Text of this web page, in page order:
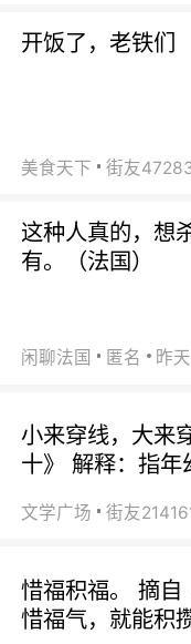
开饭了，老铁们
美食天下
这种人真的，想
有。（法国）
闲聊法国 匿名 昨
小来穿线，大来
十》 解释：指年
文学广场
惜福积福。 摘自
惜福气，就能积